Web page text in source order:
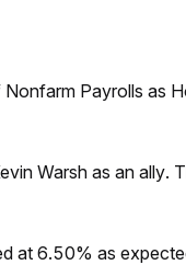
Payrolls as
Warsh as an ally.
at 6.50% as